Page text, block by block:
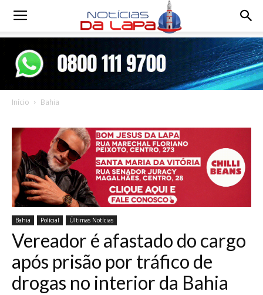
Notícias
Início Bahia
Bahia Polícial Últimas Notícias
Vereador é afastado do cargo
após prisão por tráfico de
drogas no interior da Bahia